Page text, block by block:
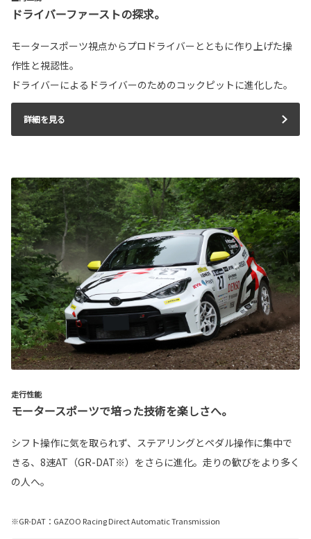
ドライバーファーストの探求。
モータースポーツ視点からプロドライバーとともに作り上げた操
作性と視認性。
ドライバーによるドライバーのためのコックピットに進化した。
詳細を見る
走行性能
モータースポーツで培った技術を楽しさへ。
シフト操作に気を取られず、ステアリングとペダル操作に集中で
きる、8速AT（GR-DAT※）をさらに進化。走りの歓びをより多く
の人へ。
※GR-DAT：GAZOO Racing Direct Automatic Transmission